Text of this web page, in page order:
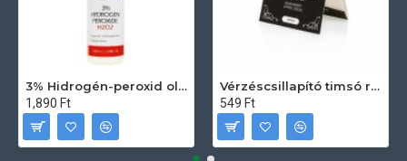
3% Hidrogén-peroxid oldat (sebfertőtlenítő) 100ml
1,890 Ft
Vérzéscsillapító timsó rúd 20db
549 Ft